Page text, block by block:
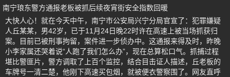
南宁琅东警方通报老板被抓后续夜宵街安全指数回暖
大快人心！就在今天中午，南宁市公安局兴宁分局官宣了：犯罪嫌疑
人丘某某，男42岁，已于11月24日晚22时许在高速上被当场抓获归
案。目前已被刑事拘留，案件进一步侦办中。这通报来得及时，昨晚
小李家属还哭着说“人跑了我们怎么办”，现在总算松口气。抓捕过程
堪比警匪片，警方调取了上百个监控，结合目击证人描述，丘老板的
车牌号一清二楚，他刚下高速买包烟，就被便衣警察围了。网友直呼